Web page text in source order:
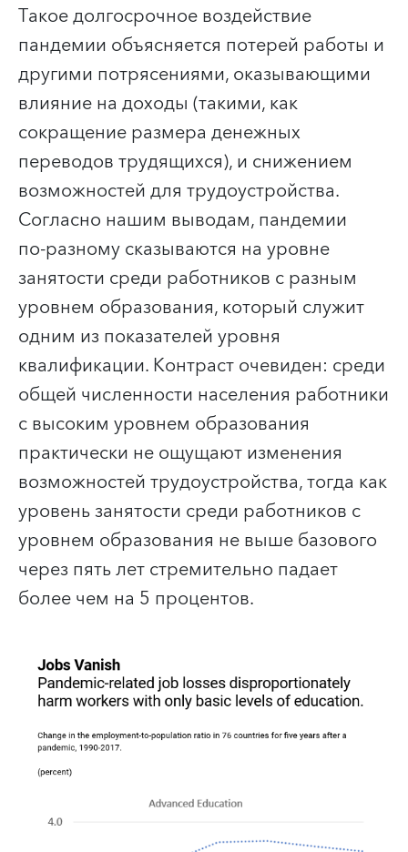
Такое долгосрочное воздействие
пандемии объясняется потерей работы и
другими потрясениями, оказывающими
влияние на доходы (такими, как
сокращение размера денежных
переводов трудящихся), и снижением
возможностей для трудоустройства.
Согласно нашим выводам, пандемии
по‑разному сказываются на уровне
занятости среди работников с разным
уровнем образования, который служит
одним из показателей уровня
квалификации. Контраст очевиден: среди
общей численности населения работники
с высоким уровнем образования
практически не ощущают изменения
возможностей трудоустройства, тогда как
уровень занятости среди работников с
уровнем образования не выше базового
через пять лет стремительно падает
более чем на 5 процентов.